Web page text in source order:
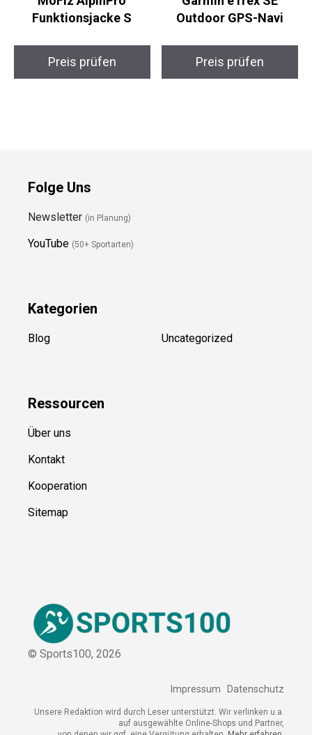
Folge Uns
Newsletter (in Planung)
Kategorien
Ressource
Über uns
Kontakt
Kooperation
Impressum Datenschutz